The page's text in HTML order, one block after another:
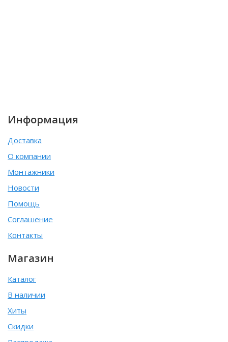
Информация
Доставка
О компании
Монтажники
Новости
Помощь
Соглашение
Контакты
Магазин
Каталог
В наличии
Хиты
Скидки